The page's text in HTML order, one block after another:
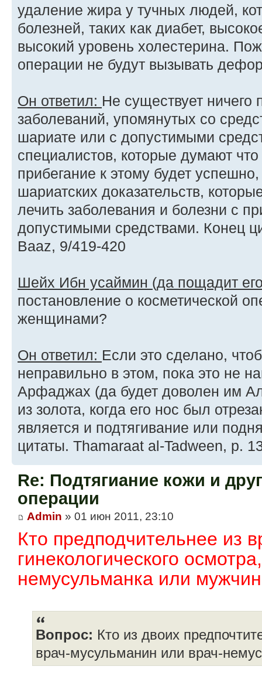
удаление жира у тучных людей,
болезней, таких как диабет,
высокий уровень холестерина.
операции не будут вызывать
Он ответил: Не существует ничего
заболеваний, упомянутых со
шариате или с допустимыми
специалистов, которые думают
прибегание к этому будет
шариатских доказательств,
лечить заболевания и болезни с
допустимыми средствами. Конец
Baaz, 9/419-420
Шейх Ибн усаймин (да пощадит
постановление о косметической
женщинами?
Он ответил: Если это сделано,
неправильно в этом, пока это не
Арфаджах (да будет доволен им
из золота, когда его нос был
является и подтягивание или
цитаты. Thamaraat al-Tadween, p.
Re: Подтягиание кожи и
операции
Admin » 01 июн 2011, 23:10
Кто предподчительнее из
гинекологического
немусульманка или
Вопрос: Кто из двоих
врач-мусульманин или врач-